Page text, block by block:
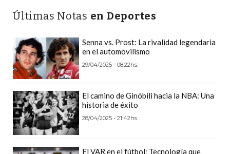
Y
FUNCIONA:
CREAR
TIENDAS
CON
PEDIDOS
POR
Últimas Notas en Deportes
Senna vs. Prost: La rivalidad legendaria
en el automovilismo
29/04/2025 - 08:22hs.
El camino de Ginóbili hacia la NBA: Una
historia de éxito
28/04/2025 - 21:42hs.
El VAR en el fútbol: Tecnología que